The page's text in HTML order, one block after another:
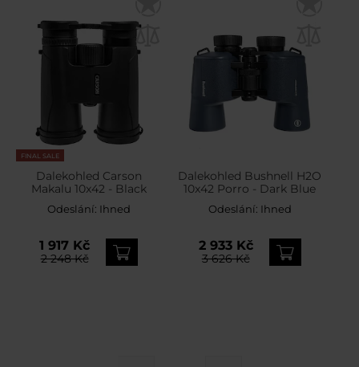
FINAL SALE
Dalekohled Carson
Makalu 10x42 - Black
Odeslání: Ihned
1 917 Kč
2 248 Kč
Dalekohled Bushnell H2O
10x42 Porro - Dark Blue
Odeslání: Ihned
2 933 Kč
3 626 Kč